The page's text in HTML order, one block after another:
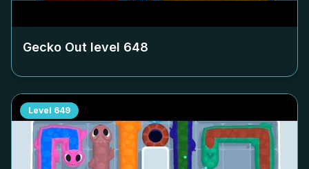
Gecko Out level 648
Level 649